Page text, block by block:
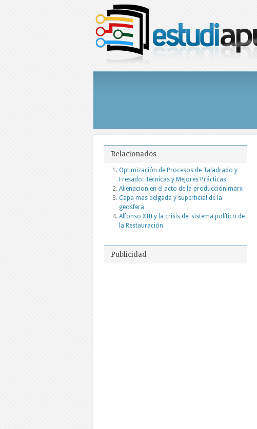
Relacionados
Optimización de Procesos de Taladrado y
Fresado: Técnicas y Mejores Prácticas
Alienacion en el acto de la producción marx
Capa mas delgada y superficial de la
geosfera
Alfonso XIII y la crisis del sistema político de
la Restauración
Publicidad